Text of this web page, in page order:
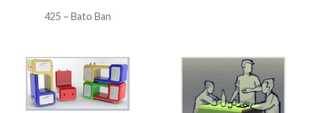
425 – Bato Ban